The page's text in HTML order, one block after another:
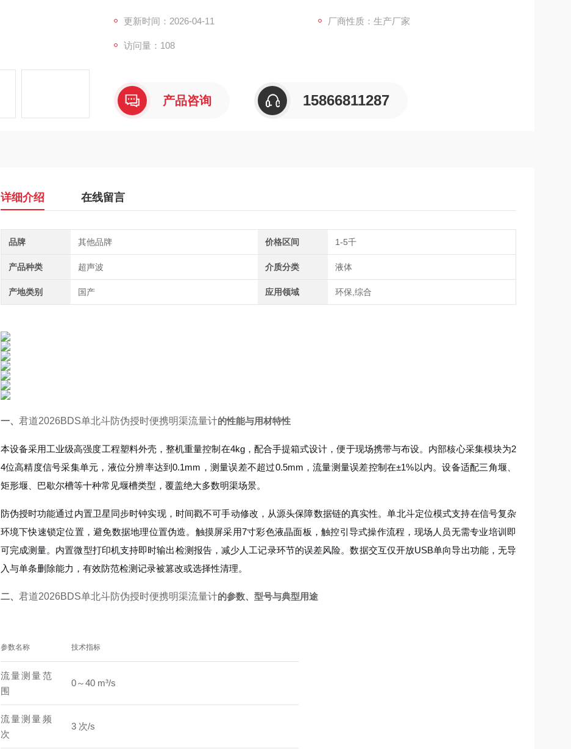
更新时间：2026-04-11
厂商性质：生产厂家
访问量：108
产品咨询 15866811287
详细介绍 在线留言
品牌 其他品牌 价格区间 1-5千
产品种类 超声波 介质分类 液体
产地类别 国产 应用领域 环保,综合
一、 君道2026BDS单北斗防伪授时便携明渠流量计的性能与用材特性
本设备采用工业级高强度工程塑料外壳，整机重量控制在4kg，配合手提箱式设计，便于现场携带与布设。内部核心采集模块为2
4位高精度信号采集单元，液位分辨率达到0.1mm，测量误差不超过0.5mm，流量测量误差控制在±1%以内。设备适配三角堰、
矩形堰、巴歇尔槽等十种常见堰槽类型，覆盖绝大多数明渠场景。
防伪授时功能通过内置卫星同步时钟实现，时间戳不可手动修改，从源头保障数据链的真实性。单北斗定位模式支持在信号复杂
环境下快速锁定位置，避免数据地理位置伪造。触摸屏采用7寸彩色液晶面板，触控引导式操作流程，现场人员无需专业培训即
可完成测量。内置微型打印机支持即时输出检测报告，减少人工记录环节的误差风险。数据交互仅开放USB单向导出功能，无导
入与单条删除能力，有效防范检测记录被篡改或选择性清理。
二、 君道2026BDS单北斗防伪授时便携明渠流量计的参数、型号与典型用途
参数名称 技术指标
流量测量范
围
0～40 m³/s
流量测量频
次
3 次/s